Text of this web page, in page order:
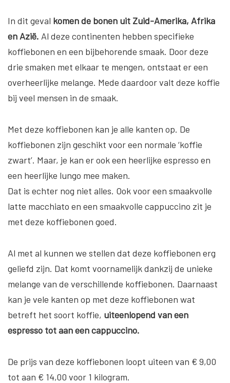
In dit geval komen de bonen uit Zuid-Amerika, Afrika
en Azië. Al deze continenten hebben specifieke
koffiebonen en een bijbehorende smaak. Door deze
drie smaken met elkaar te mengen, ontstaat er een
overheerlijke melange. Mede daardoor valt deze koffie
bij veel mensen in de smaak.
Met deze koffiebonen kan je alle kanten op. De
koffiebonen zijn geschikt voor een normale ‘koffie
zwart’. Maar, je kan er ook een heerlijke espresso en
een heerlijke lungo mee maken.
Dat is echter nog niet alles. Ook voor een smaakvolle
latte macchiato en een smaakvolle cappuccino zit je
met deze koffiebonen goed.
Al met al kunnen we stellen dat deze koffiebonen erg
geliefd zijn. Dat komt voornamelijk dankzij de unieke
melange van de verschillende koffiebonen. Daarnaast
kan je vele kanten op met deze koffiebonen wat
betreft het soort koffie, uiteenlopend van een
espresso tot aan een cappuccino.
De prijs van deze koffiebonen loopt uiteen van € 9,00
tot aan € 14,00 voor 1 kilogram.